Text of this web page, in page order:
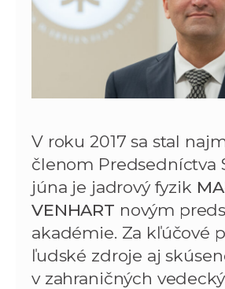
V roku 2017 sa stal
členom Predsedníctva
júna je jadrový fyzik
VENHART novým
akadémie. Za kľúčové
ľudské zdroje aj
v zahraničných